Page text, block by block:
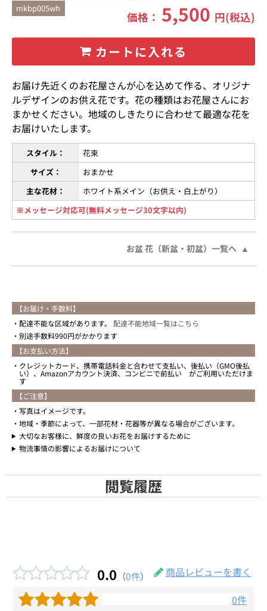
mkbp005wh
価格： 5,500 円(税込)
カートに入れる
お届け先近くのお花屋さんが心を込めて作る、オリジナ
ルデザインのお供え花です。花の種類はお花屋さんにお
まかせください。地域のしきたりに合わせて最適な花を
お届けいたします。
スタイル：
花束
サイズ：
おまかせ
主な花材：
ホワイト系メイン（お供え・白上がり）
※メッセージ対応可(無料メッセージ30文字以内)
お盆 花（新盆・初盆）一覧へ
【お届け・手数料】
配達不能な区域があります。 配達不能地域一覧はこちら
別途手数料990円がかかります
【お支払い方法】
クレジットカード、携帯電話料金と合わせて支払い、後払い（GMO後払
い）、Amazonアカウント決済、コンビニで前払い がご利用いただけま
す
【ご注意】
写真はイメージです。
地域・季節によって、一部花材・花器等が異なる場合がございます。
大切なお客様に、鮮度の良いお花をお届けするために
物流事情の影響によるお届けについて
閲覧履歴
0.0 （0件）
商品レビューを書く
0件